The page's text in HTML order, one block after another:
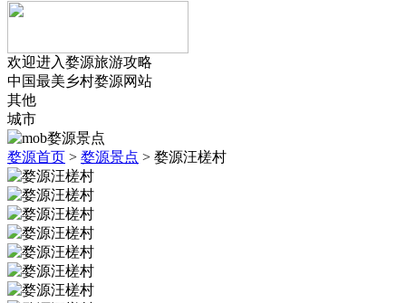
欢迎进入婺源旅游攻略
中国最美乡村婺源网站
其他
城市
婺源首页 > 婺源景点 > 婺源汪槎村